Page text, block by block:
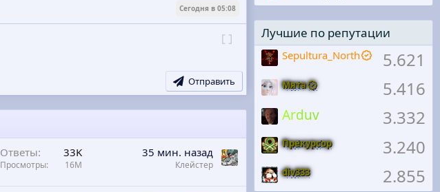
Сегодня в 05:08
Переключить режим работы редактора
Отправить
Ответы 33K
Просмотры 16M
35 мин. назад
Клейстер
Лучшие по репутации
5.621
Sepultura_North
5.416
Мята
3.332
Arduv
3.240
Прекурсор
2.855
div333